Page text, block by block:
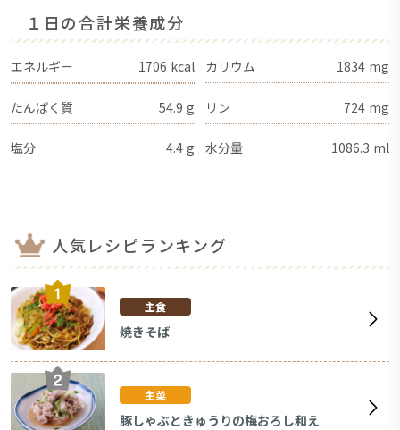
１日の合計栄養成分
エネルギー 1706 kcal カリウム 1834 mg
たんぱく質 54.9 g リン 724 mg
塩分 4.4 g 水分量 1086.3 ml
人気レシピランキング
主食
焼きそば
主菜
豚しゃぶときゅうりの梅おろし和え